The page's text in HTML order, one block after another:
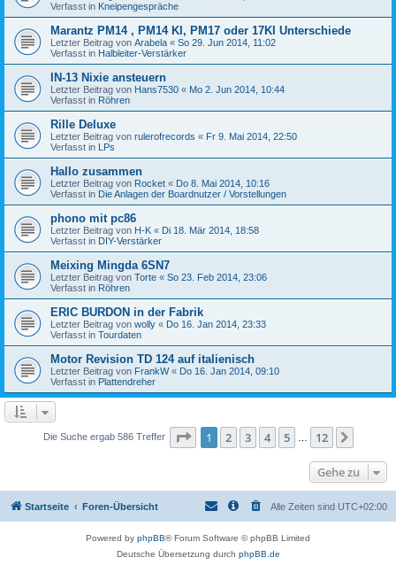
Verfasst in Kneipengespräche
Marantz PM14 , PM14 KI, PM17 oder 17KI Unterschiede
Letzter Beitrag von Arabela « So 29. Jun 2014, 11:02
Verfasst in Halbleiter-Verstärker
IN-13 Nixie ansteuern
Letzter Beitrag von Hans7530 « Mo 2. Jun 2014, 10:44
Verfasst in Röhren
Rille Deluxe
Letzter Beitrag von rulerofrecords « Fr 9. Mai 2014, 22:50
Verfasst in LPs
Hallo zusammen
Letzter Beitrag von Rocket « Do 8. Mai 2014, 10:16
Verfasst in Die Anlagen der Boardnutzer / Vorstellungen
phono mit pc86
Letzter Beitrag von H-K « Di 18. Mär 2014, 18:58
Verfasst in DIY-Verstärker
Meixing Mingda 6SN7
Letzter Beitrag von Torte « So 23. Feb 2014, 23:06
Verfasst in Röhren
ERIC BURDON in der Fabrik
Letzter Beitrag von wolly « Do 16. Jan 2014, 23:33
Verfasst in Tourdaten
Motor Revision TD 124 auf italienisch
Letzter Beitrag von FrankW« Do 16. Jan 2014, 09:10
Verfasst in Plattendreher
Die Suche ergab 586 Treffer Seite 1von 12
1 2 3 4 5 12
Gehe zu
Startseite Foren-Übersicht Alle Zeiten sind UTC+02:00
Powered by phpBB® Forum Software © phpBB Limited
Deutsche Übersetzung durch phpBB.de